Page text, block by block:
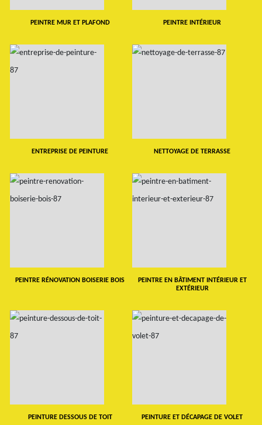
PEINTRE MUR ET PLAFOND PEINTRE INTÉRIEUR
ENTREPRISE DE PEINTURE NETTOYAGE DE TERRASSE
PEINTRE RÉNOVATION BOISERIE BOIS
PEINTRE EN BÂTIMENT INTÉRIEUR ET
EXTÉRIEUR
PEINTURE DESSOUS DE TOIT PEINTURE ET DÉCAPAGE DE VOLET